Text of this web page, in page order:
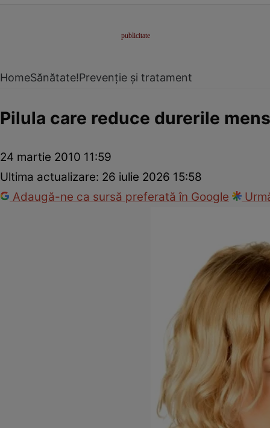
HomeSănătate!Prevenție și tratament
Pilula care reduce durerile
24 martie 2010 11:59
Ultima actualizare: 26 iulie 2026 15:58
Adaugă-ne ca sursă preferată în Google